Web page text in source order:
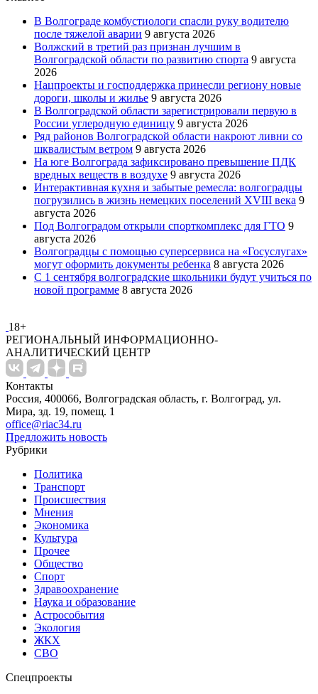
В Волгограде комбустиологи спасли руку водителю
после тяжелой аварии 9 августа 2026
Волжский в третий раз признан лучшим в
Волгоградской области по развитию спорта 9 августа
2026
Нацпроекты и господдержка принесли региону новые
дороги, школы и жилье 9 августа 2026
В Волгоградской области зарегистрировали первую в
России углеродную единицу 9 августа 2026
Ряд районов Волгоградской области накроют ливни со
шквалистым ветром 9 августа 2026
На юге Волгограда зафиксировано превышение ПДК
вредных веществ в воздухе 9 августа 2026
Интерактивная кухня и забытые ремесла: волгоградцы
погрузились в жизнь немецких поселений XVIII века 9
августа 2026
Под Волгоградом открыли спорткомплекс для ГТО 9
августа 2026
Волгоградцы с помощью суперсервиса на «Госуслугах»
могут оформить документы ребенка 8 августа 2026
С 1 сентября волгоградские школьники будут учиться по
новой программе 8 августа 2026
18+
РЕГИОНАЛЬНЫЙ ИНФОРМАЦИОННО-
АНАЛИТИЧЕСКИЙ ЦЕНТР
Контакты
Россия, 400066, Волгоградская область, г. Волгоград, ул.
Мира, зд. 19, помещ. 1
office@riac34.ru
Предложить новость
Рубрики
Политика
Транспорт
Происшествия
Мнения
Экономика
Культура
Прочее
Общество
Спорт
Здравоохранение
Наука и образование
Астрособытия
Экология
ЖКХ
СВО
Спецпроекты